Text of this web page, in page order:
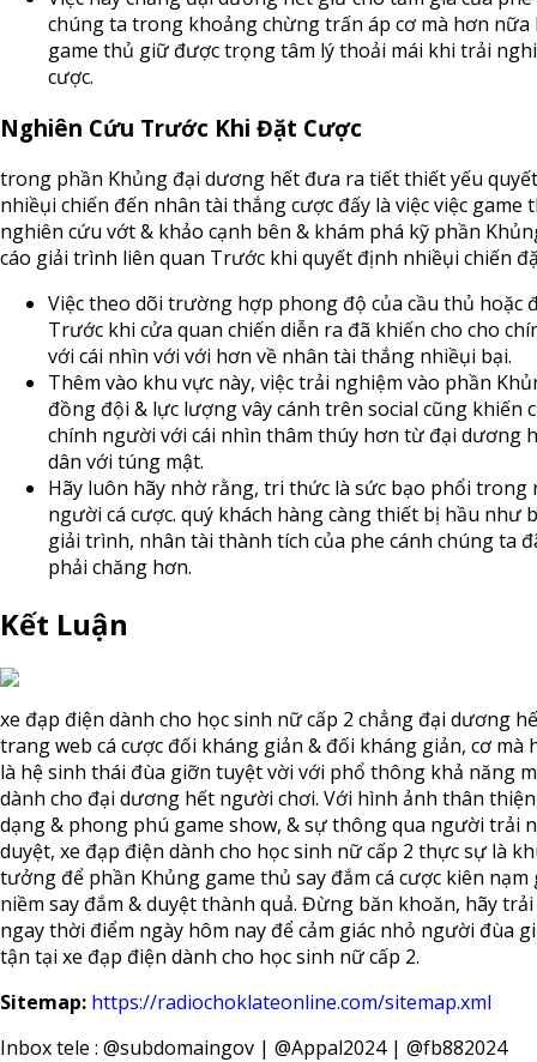
chúng ta trong khoảng chừng trấn áp cơ mà hơn nữa
game thủ giữ được trọng tâm lý thoải mái khi trải
cược.
Nghiên Cứu Trước Khi Đặt Cược
trong phần Khủng đại dương hết đưa ra tiết thiết yếu
nhiềụi chiến đến nhân tài thắng cược đấy là việc việc game
nghiên cứu vớt & khảo cạnh bên & khám phá kỹ phần
cáo giải trình liên quan Trước khi quyết định nhiềụi chiến
Việc theo dõi trường hợp phong độ của cầu thủ hoặc
Trước khi cửa quan chiến diễn ra đã khiến cho cho
với cái nhìn với với hơn về nhân tài thắng nhiềụi bại.
Thêm vào khu vực này, việc trải nghiệm vào phần
đồng đội & lực lượng vây cánh trên social cũng khiến
chính người với cái nhìn thâm thúy hơn từ đại dương
dân với túng mật.
Hãy luôn hãy nhờ rằng, tri thức là sức bạo phổi trong
người cá cược. quý khách hàng càng thiết bị hầu như
giải trình, nhân tài thành tích của phe cánh chúng ta
phải chăng hơn.
Kết Luận
xe đạp điện dành cho học sinh nữ cấp 2 chẳng đại dương
trang web cá cược đối kháng giản & đối kháng giản, cơ mà
là hệ sinh thái đùa giỡn tuyệt vời với phổ thông khả năng
dành cho đại dương hết người chơi. Với hình ảnh thân
dạng & phong phú game show, & sự thông qua người trải
duyệt, xe đạp điện dành cho học sinh nữ cấp 2 thực sự là
tưởng để phần Khủng game thủ say đắm cá cược kiên nạm
niềm say đắm & duyệt thành quả. Đừng băn khoăn, hãy
ngay thời điểm ngày hôm nay để cảm giác nhỏ người đùa
tận tại xe đạp điện dành cho học sinh nữ cấp 2.
Sitemap: https://radiochoklateonline.com/sitemap.xml
Inbox tele : @subdomaingov | @Appal2024 | @fb882024